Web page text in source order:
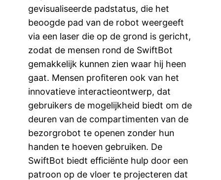
gevisualiseerde padstatus, die het
beoogde pad van de robot weergeeft
via een laser die op de grond is gericht,
zodat de mensen rond de SwiftBot
gemakkelijk kunnen zien waar hij heen
gaat. Mensen profiteren ook van het
innovatieve interactieontwerp, dat
gebruikers de mogelijkheid biedt om de
deuren van de compartimenten van de
bezorgrobot te openen zonder hun
handen te hoeven gebruiken. De
SwiftBot biedt efficiënte hulp door een
patroon op de vloer te projecteren dat